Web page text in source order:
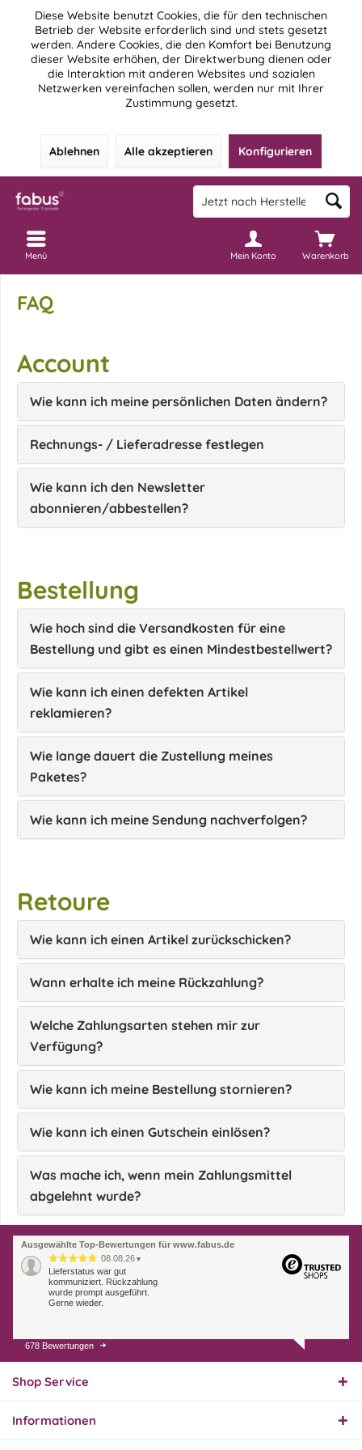
Diese Website benutzt Cookies, die für den technischen
Betrieb der Website erforderlich sind und stets gesetzt
werden. Andere Cookies, die den Komfort bei Benutzung
dieser Website erhöhen, der Direktwerbung dienen oder
die Interaktion mit anderen Websites und sozialen
Netzwerken vereinfachen sollen, werden nur mit Ihrer
Zustimmung gesetzt.
Ablehnen Alle akzeptieren Konfigurieren
Warenkorb
Mein Konto
Menü
FAQ
Account
Wie kann ich meine persönlichen Daten ändern?
Rechnungs- / Lieferadresse festlegen
Wie kann ich den Newsletter
abonnieren/abbestellen?
Bestellung
Wie hoch sind die Versandkosten für eine
Bestellung und gibt es einen Mindestbestellwert?
Wie kann ich einen defekten Artikel
reklamieren?
Wie lange dauert die Zustellung meines
Paketes?
Wie kann ich meine Sendung nachverfolgen?
Retoure
Wie kann ich einen Artikel zurückschicken?
Wann erhalte ich meine Rückzahlung?
Welche Zahlungsarten stehen mir zur
Verfügung?
Wie kann ich meine Bestellung stornieren?
Wie kann ich einen Gutschein einlösen?
Was mache ich, wenn mein Zahlungsmittel
abgelehnt wurde?
Ausgewählte Top-Bewertungen für www.fabus.de
08.08.26 ▼
Lieferstatus war gut
kommuniziert. Rückzahlung
wurde prompt ausgeführt.
Gerne wieder.
07.08.26
Endlich das richtige
678 Bewertungen
Shop Service
Informationen